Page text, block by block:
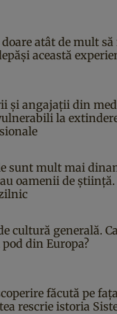
doare atât de mult
această
și angajații din
la
sunt mult mai
oamenii de
cultură generală.
din Europa?
făcută pe
rescrie istoria